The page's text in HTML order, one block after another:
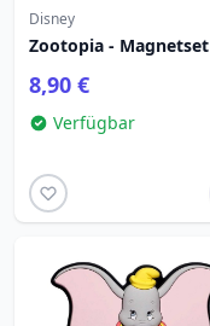
Disney
Zootopia - Magnetset
8,90 €
Verfügbar